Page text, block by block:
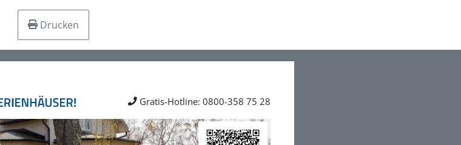
Drucken
Gratis-Hotline: 0800-358 75 28